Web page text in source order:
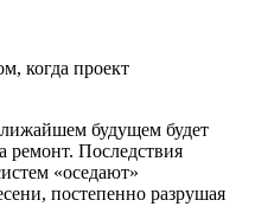
когда проект
будущем будет
ремонт. Последствия
«оседают»
постепенно разрушая